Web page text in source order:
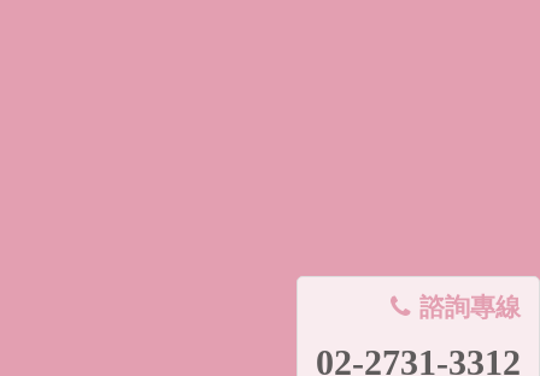
諮詢專線
02-2731-3312